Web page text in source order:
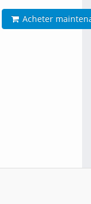
Acheter